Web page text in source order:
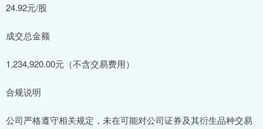
24.92元/股
成交总金额
1,234,920.00元（不含交易费用）
合规说明
公司严格遵守相关规定，未在可能对公司证券及其衍生品种交易